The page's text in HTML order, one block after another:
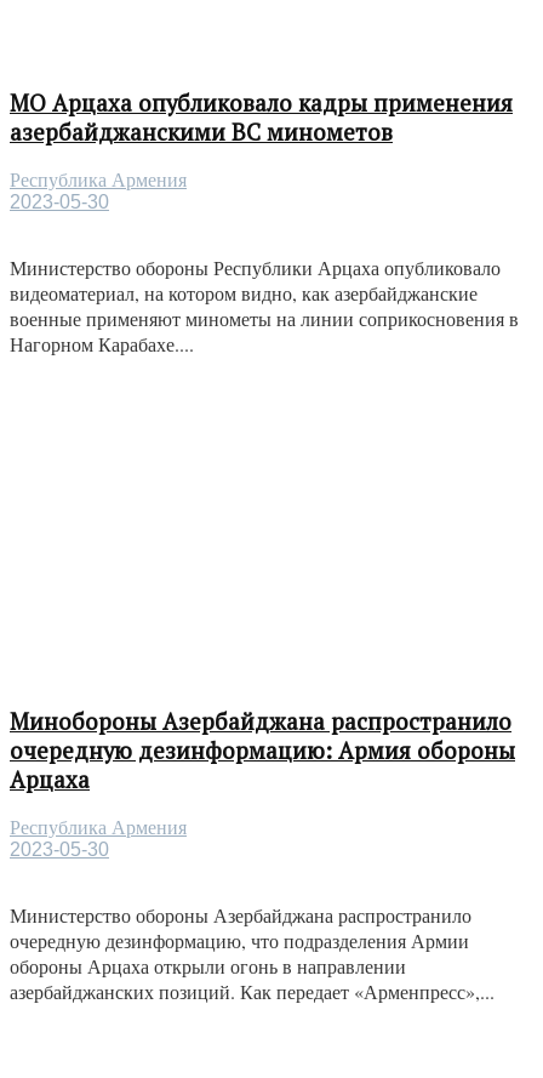
МО Арцаха опубликовало кадры применения
азербайджанскими ВС минометов
Республика Армения
2023-05-30
Министерство обороны Республики Арцаха опубликовало
видеоматериал, на котором видно, как азербайджанские
военные применяют минометы на линии соприкосновения в
Нагорном Карабахе....
Минобороны Азербайджана распространило
очередную дезинформацию: Армия обороны
Арцаха
Республика Армения
2023-05-30
Министерство обороны Азербайджана распространило
очередную дезинформацию, что подразделения Армии
обороны Арцаха открыли огонь в направлении
азербайджанских позиций. Как передает «Арменпресс»,...